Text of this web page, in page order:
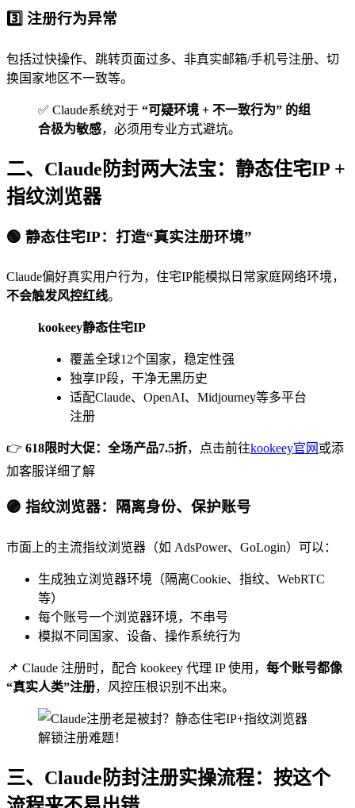
3️⃣ 注册行为异常
包括过快操作、跳转页面过多、非真实邮箱/手机号注册、切
换国家地区不一致等。
✅ Claude系统对于 “可疑环境 + 不一致行为” 的组
合极为敏感，必须用专业方式避坑。
二、Claude防封两大法宝：静态住宅IP +
指纹浏览器
🟢 静态住宅IP：打造“真实注册环境”
Claude偏好真实用户行为，住宅IP能模拟日常家庭网络环境，
不会触发风控红线。
kookeey静态住宅IP
覆盖全球12个国家，稳定性强
独享IP段，干净无黑历史
适配Claude、OpenAI、Midjourney等多平台
注册
👉 618限时大促：全场产品7.5折，点击前往kookeey官网 或添
加客服详细了解
🟣 指纹浏览器：隔离身份、保护账号
市面上的主流指纹浏览器（如 AdsPower、GoLogin）可以：
生成独立浏览器环境（隔离Cookie、指纹、WebRTC
等）
每个账号一个浏览器环境，不串号
模拟不同国家、设备、操作系统行为
📌 Claude 注册时，配合 kookeey 代理 IP 使用， 每个账号都像
“真实人类”注册，风控压根识别不出来。
三、Claude防封注册实操流程：按这个